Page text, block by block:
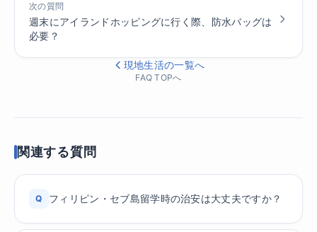
次の質問
週末にアイランドホッピングに行く際、防水バッグは
必要？
現地生活の一覧へ
FAQ TOPへ
関連する質問
Q フィリピン・セブ島留学時の治安は大丈夫ですか？